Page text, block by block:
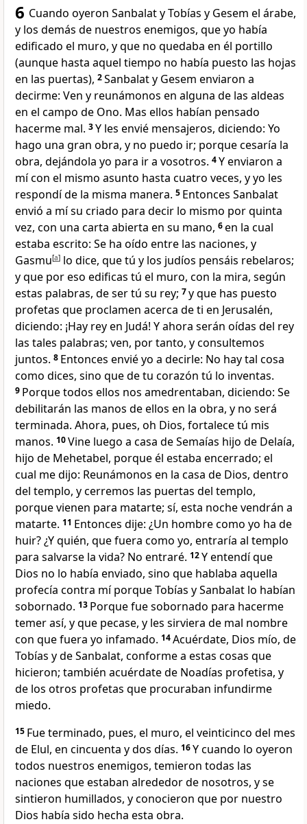
6 Cuando oyeron Sanbalat y Tobías y Gesem el árabe,
y los demás de nuestros enemigos, que yo había
edificado el muro, y que no quedaba en él portillo
(aunque hasta aquel tiempo no había puesto las hojas
en las puertas), 2Sanbalat y Gesem enviaron a
decirme: Ven y reunámonos en alguna de las aldeas
en el campo de Ono. Mas ellos habían pensado
hacerme mal. 3Y les envié mensajeros, diciendo: Yo
hago una gran obra, y no puedo ir; porque cesaría la
obra, dejándola yo para ir a vosotros. 4Y enviaron a
mí con el mismo asunto hasta cuatro veces, y yo les
respondí de la misma manera. 5 Entonces Sanbalat
envió a mí su criado para decir lo mismo por quinta
vez, con una carta abierta en su mano, 6en la cual
estaba escrito: Se ha oído entre las naciones, y
Gasmu[a] lo dice, que tú y los judíos pensáis rebelaros;
y que por eso edificas tú el muro, con la mira, según
estas palabras, de ser tú su rey; 7y que has puesto
profetas que proclamen acerca de ti en Jerusalén,
diciendo: ¡Hay rey en Judá! Y ahora serán oídas del rey
las tales palabras; ven, por tanto, y consultemos
juntos. 8 Entonces envié yo a decirle: No hay tal cosa
como dices, sino que de tu corazón tú lo inventas.
9 Porque todos ellos nos amedrentaban, diciendo: Se
debilitarán las manos de ellos en la obra, y no será
terminada. Ahora, pues, oh Dios, fortalece tú mis
manos. 10Vine luego a casa de Semaías hijo de Delaía,
hijo de Mehetabel, porque él estaba encerrado; el
cual me dijo: Reunámonos en la casa de Dios, dentro
del templo, y cerremos las puertas del templo,
porque vienen para matarte; sí, esta noche vendrán a
matarte. 11 Entonces dije: ¿Un hombre como yo ha de
huir? ¿Y quién, que fuera como yo, entraría al templo
para salvarse la vida? No entraré. 12Y entendí que
Dios no lo había enviado, sino que hablaba aquella
profecía contra mí porque Tobías y Sanbalat lo habían
sobornado. 13 Porque fue sobornado para hacerme
temer así, y que pecase, y les sirviera de mal nombre
con que fuera yo infamado. 14Acuérdate, Dios mío, de
Tobías y de Sanbalat, conforme a estas cosas que
hicieron; también acuérdate de Noadías profetisa, y
de los otros profetas que procuraban infundirme
miedo.
15 Fue terminado, pues, el muro, el veinticinco del mes
de Elul, en cincuenta y dos días. 16Y cuando lo oyeron
todos nuestros enemigos, temieron todas las
naciones que estaban alrededor de nosotros, y se
sintieron humillados, y conocieron que por nuestro
Dios había sido hecha esta obra.